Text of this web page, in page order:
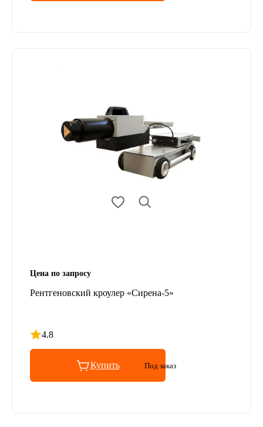
Цена по запросу
Рентгеновский кроулер «Сирена-5»
4.8
Рейтинг 4.8 из 5
Купить Под заказ